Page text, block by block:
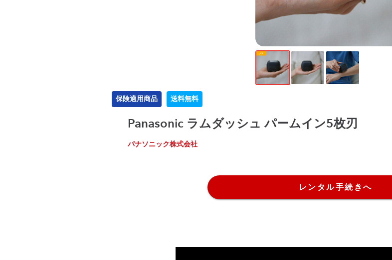
保険適用商品 送料無料
Panasonic ラムダッシュ パームイン5枚刃
パナソニック株式会社
レンタル手続きへ